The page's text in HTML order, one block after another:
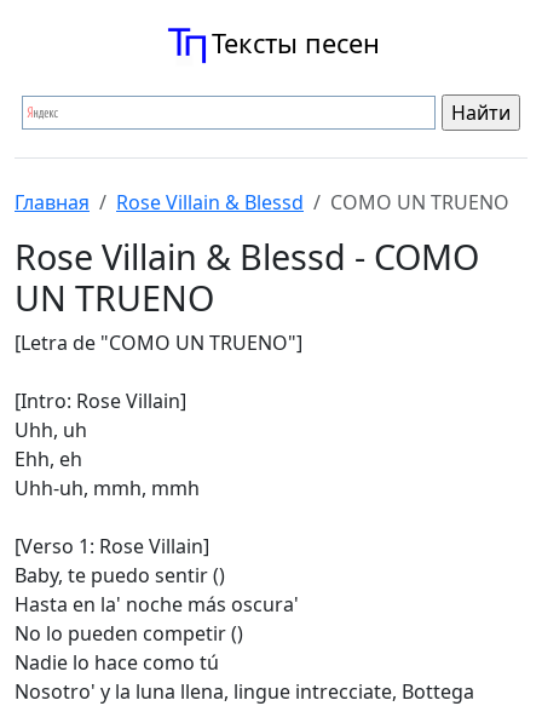
Тексты песен
Главная Rose Villain & Blessd COMO UN TRUENO
Rose Villain & Blessd - COMO
UN TRUENO
[Letra de "COMO UN TRUENO"]
[Intro: Rose Villain]
Uhh, uh
Ehh, eh
Uhh-uh, mmh, mmh
[Verso 1: Rose Villain]
Baby, te puedo sentir ()
Hasta en la' noche más oscura'
No lo pueden competir ()
Nadie lo hace como tú
Nosotro' y la luna llena, lingue intrecciate, Bottega